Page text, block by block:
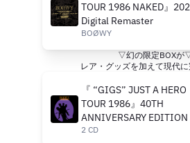
TOUR 1986 NAKED』
Digital Remaster
BOØWY
▽幻の限定BOXが
レア・グッズを加えて現代に
『 “GIGS” JUST A HERO
TOUR 1986』40TH
ANNIVERSARY EDITION
2 CD